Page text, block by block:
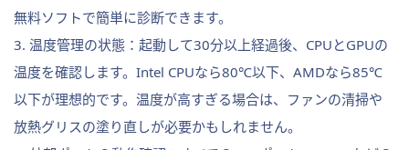
無料ソフトで簡単に診断できます。
3. 温度管理の状態：起動して30分以上経過後、CPUとGPUの
温度を確認します。Intel CPUなら80℃以下、AMDなら85℃
以下が理想的です。温度が高すぎる場合は、ファンの清掃や
放熱グリスの塗り直しが必要かもしれません。